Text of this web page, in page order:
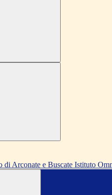
Istituto